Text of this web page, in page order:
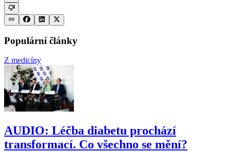
Populární články
Z medicíny
AUDIO: Léčba diabetu prochází
transformací. Co všechno se mění?